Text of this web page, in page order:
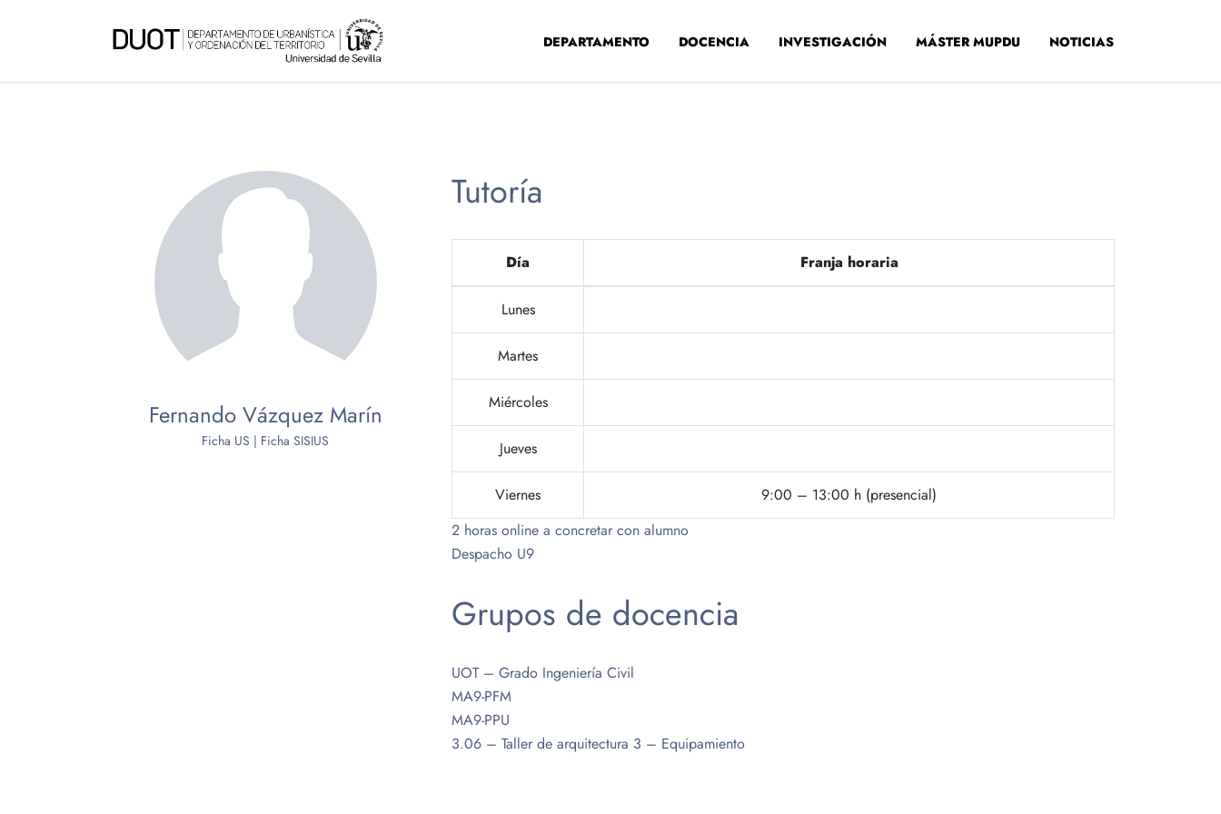
DEPARTAMENTO DOCENCIA INVESTIGACIÓN MÁSTER MUPDU NOTICIAS
Fernando Vázquez Marín
Ficha US | Ficha SISIUS
Tutoría
Día Franja horaria
Lunes
Martes
Miércoles
Jueves
Viernes
9:00 – 13:00 h (presencial)
2 horas online a concretar con alumno
Despacho U9
Grupos de docencia
UOT – Grado Ingeniería Civil
MA9-PFM
MA9-PPU
3.06 – Taller de arquitectura 3 – Equipamiento